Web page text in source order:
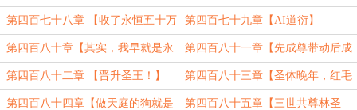
（5100）
第四百七十八章 【收了永恒五十万
黄金】
第四百七十九章【AI道衍】
第四百八十章【其实，我早就是永
恒人了】
第四百八十一章【先成尊带动后成
尊】
第四百八十二章 【晋升圣王！】 第四百八十三章【圣体晚年，红毛
不祥】
第四百八十四章【做天庭的狗就是 第四百八十五章【三世共尊林圣